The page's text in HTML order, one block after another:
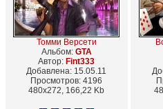
Томми Версети
Альбом: GTA
Автор: Fint333
Добавлена: 15.05.11
Просмотров: 4196
480x272, 166,22 Kb